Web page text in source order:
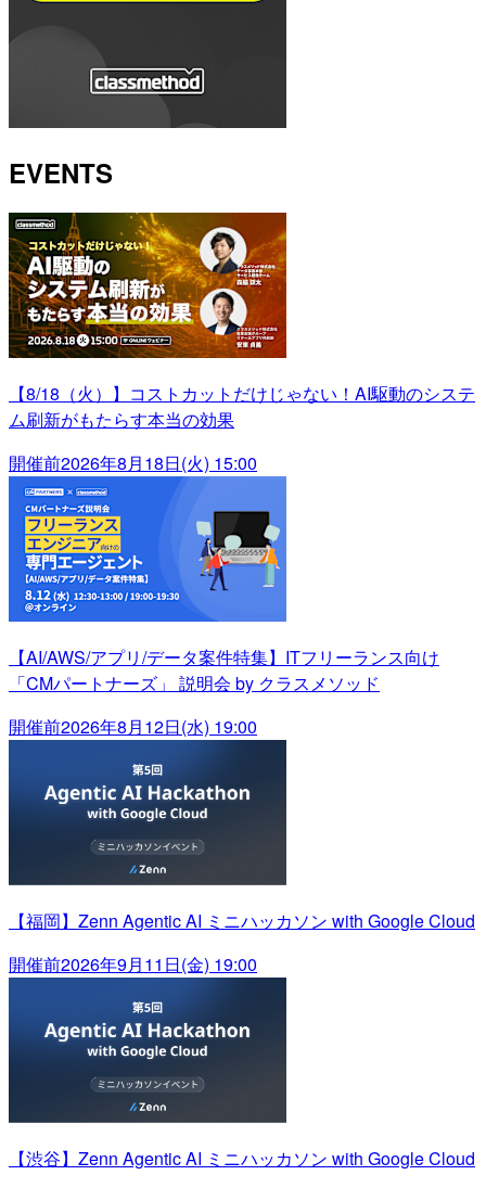
EVENTS
【8/18（火）】コストカットだけじゃない！AI駆動のシステ
ム刷新がもたらす本当の効果
開催前2026年8月18日(火) 15:00
【AI/AWS/アプリ/データ案件特集】ITフリーランス向け
「CMパートナーズ」 説明会 by クラスメソッド
開催前2026年8月12日(水) 19:00
【福岡】Zenn Agentic AI ミニハッカソン with Google Cloud
開催前2026年9月11日(金) 19:00
【渋谷】Zenn Agentic AI ミニハッカソン with Google Cloud